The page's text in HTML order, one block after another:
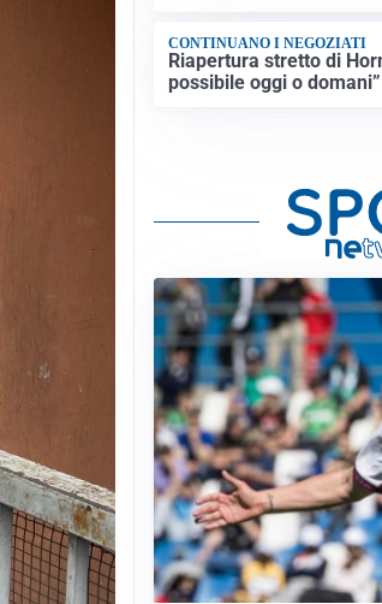
CONTINUANO I NEGOZIATI
Riapertura stretto di
possibile oggi o domani”